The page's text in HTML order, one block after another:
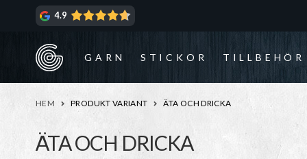
4.9
GARN STICKOR TILLBEHÖR
HEM PRODUKT VARIANT ÄTA OCH DRICKA
ÄTA OCH DRICKA